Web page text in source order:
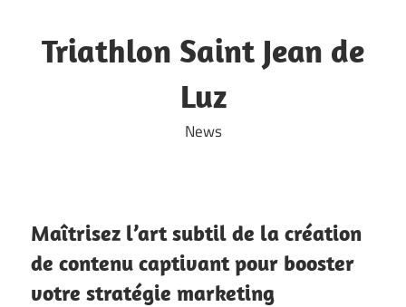
to
content
Triathlon Saint Jean de
Luz
News
Maîtrisez l’art subtil de la création
de contenu captivant pour booster
votre stratégie marketing